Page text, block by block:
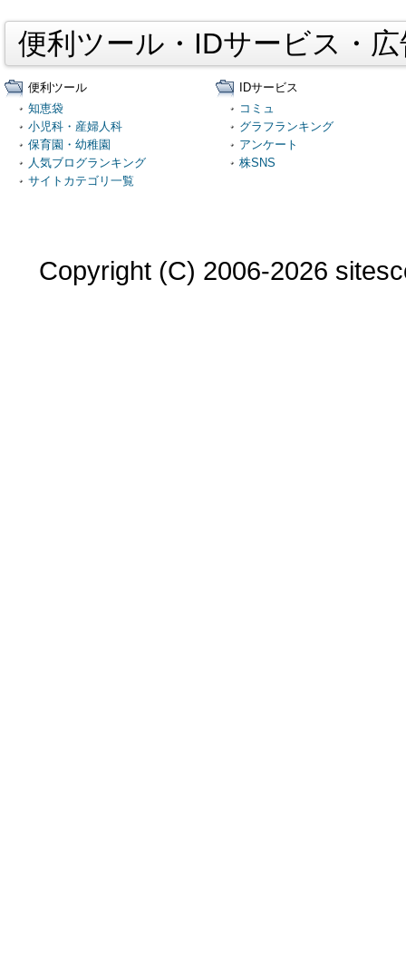
便利ツール・IDサービス・
便利ツール
知恵袋
小児科・産婦人科
保育園・幼稚園
人気ブログランキング
サイトカテゴリ一覧
IDサービス
コミュ
グラフランキング
アンケート
株SNS
Copyright (C) 2006-2026